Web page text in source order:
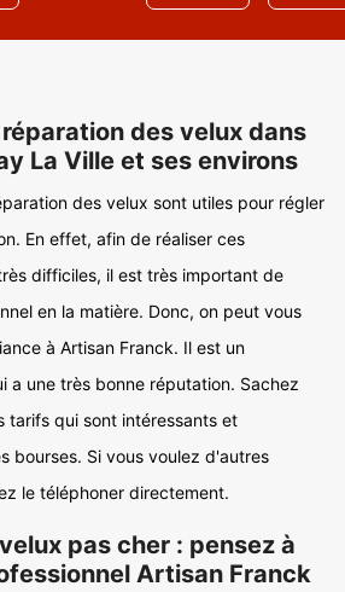
des velux dans
La Ville et ses environs
des velux sont utiles pour régler
En effet, afin de réaliser ces
difficiles, il est très important de
en la matière. Donc, on peut vous
à Artisan Franck. Il est un
a une très bonne réputation. Sachez
tarifs qui sont intéressants et
bourses. Si vous voulez d'autres
le téléphoner directement.
pas cher : pensez à
Artisan Franck